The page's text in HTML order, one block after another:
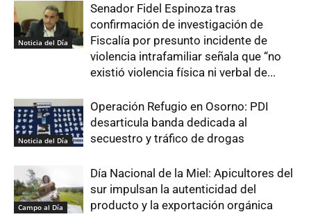
Noticia del Día
Senador Fidel Espinoza tras
confirmación de investigación de
Fiscalía por presunto incidente de
violencia intrafamiliar señala que “no
existió violencia física ni verbal de...
Noticia del Día
Operación Refugio en Osorno: PDI
desarticula banda dedicada al
secuestro y tráfico de drogas
Campo al Día
Día Nacional de la Miel: Apicultores del
sur impulsan la autenticidad del
producto y la exportación orgánica